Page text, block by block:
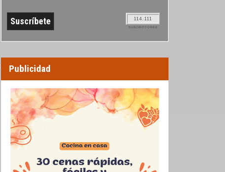
114.111
SUSCRIPTORES
Publicidad